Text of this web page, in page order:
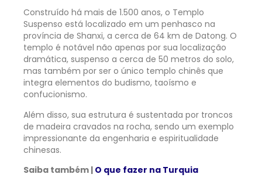
Construído há mais de 1.500 anos, o Templo
Suspenso está localizado em um penhasco na
província de Shanxi, a cerca de 64 km de Datong. O
templo é notável não apenas por sua localização
dramática, suspenso a cerca de 50 metros do solo,
mas também por ser o único templo chinês que
integra elementos do budismo, taoísmo e
confucionismo.
Além disso, sua estrutura é sustentada por troncos
de madeira cravados na rocha, sendo um exemplo
impressionante da engenharia e espiritualidade
chinesas.
Saiba também | O que fazer na Turquia